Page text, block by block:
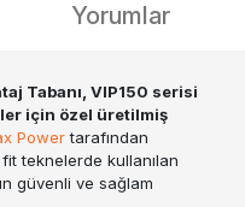
Yorumlar
Tabanı, VIP150 serisi
için özel üretilmiş
Powertarafından
teknelerde kullanılan
güvenli ve sağlam